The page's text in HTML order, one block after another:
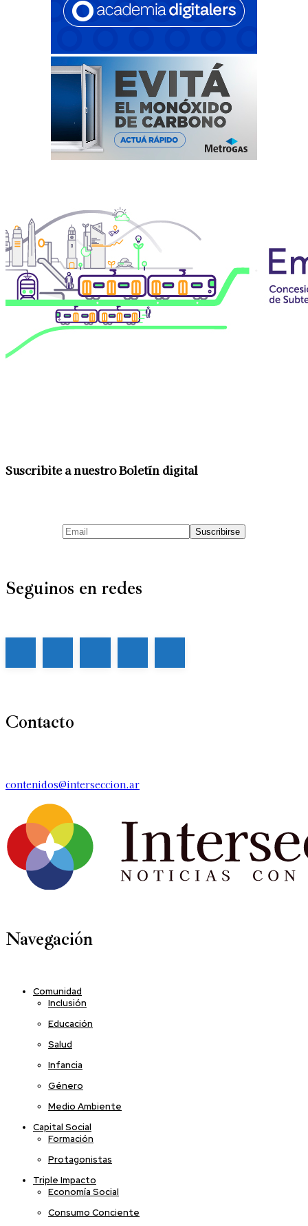
Suscribite a nuestro Boletín digital
Seguinos en redes
Contacto
contenidos@interseccion.ar
Navegación
Comunidad
Inclusión
Educación
Salud
Infancia
Género
Medio Ambiente
Capital Social
Formación
Protagonistas
Triple Impacto
Economía Social
Consumo Conciente